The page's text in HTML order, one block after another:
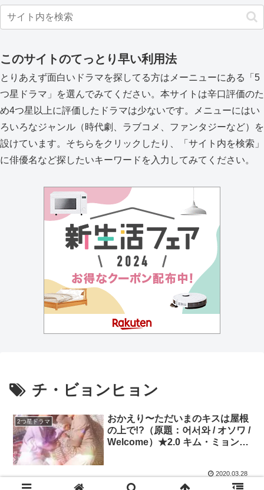
このサイトのてっとり早い利用法
とりあえず面白いドラマを探してる方はメーニューにある「5
つ星ドラマ」を選んでみてください。本サイトは辛口評価のた
め4つ星以上に評価したドラマは少ないです。メニューにはい
ろいろなジャンル（時代劇、ラブコメ、ファンタジーなど）を
設けています。そちらをクリックしたり、「サイト内を検索」
に俳優名など探したいキーワードを入力してみてください。
チ・ビョンヒョン
2つ星ドラマ
おかえり〜ただいまのキスは屋根
の上で!?（原題：어서와 / オソワ /
Welcome）★2.0 キム・ミョンス
2020.03.28